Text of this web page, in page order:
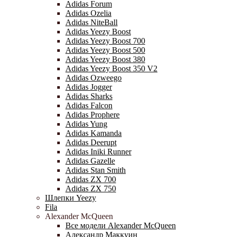
Adidas Forum
Adidas Ozelia
Adidas NiteBall
Adidas Yeezy Boost
Adidas Yeezy Boost 700
Adidas Yeezy Boost 500
Adidas Yeezy Boost 380
Adidas Yeezy Boost 350 V2
Adidas Ozweego
Adidas Jogger
Adidas Sharks
Adidas Falcon
Adidas Prophere
Adidas Yung
Adidas Kamanda
Adidas Deerupt
Adidas Iniki Runner
Adidas Gazelle
Adidas Stan Smith
Adidas ZX 700
Adidas ZX 750
Шлепки Yeezy
Fila
Alexander McQueen
Все модели Alexander McQueen
Александр Маккуин